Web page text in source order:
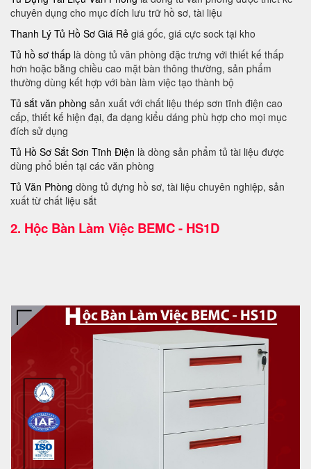
chuyên dụng cho mục đích lưu trữ hồ sơ, tài liệu
Thanh Lý Tủ Hồ Sơ Giá Rẻ giá gốc, giá cực sock tại kho
Tủ hồ sơ thấp là dòng tủ văn phòng đặc trưng với thiết kế thấp
hơn hoặc bằng chiều cao mặt bàn thông thường, sản phẩm
thường dùng kết hợp với bàn làm việc tạo thành bộ
Tủ sắt văn phòng sản xuất với chất liệu thép sơn tĩnh điện cao
cấp, thiết kế hiện đại, đa dạng kiểu dáng phù hợp cho mọi mục
đích sử dụng
Tủ Hồ Sơ Sắt Sơn Tĩnh Điện là dòng sản phẩm tủ tài liệu được
dùng phổ biến tại các văn phòng
Tủ Văn Phòng dòng tủ đựng hồ sơ, tài liệu chuyên nghiệp, sản
xuất từ chất liệu sắt
2. Hộc Bàn Làm Việc BEMC - HS1D